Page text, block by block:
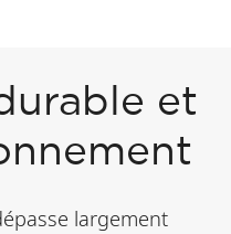
et
largement